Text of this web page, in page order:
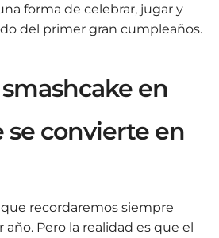
forma de celebrar, jugar y
del primer gran cumpleaños.
en
se convierte en
recordaremos siempre
Pero la realidad es que el